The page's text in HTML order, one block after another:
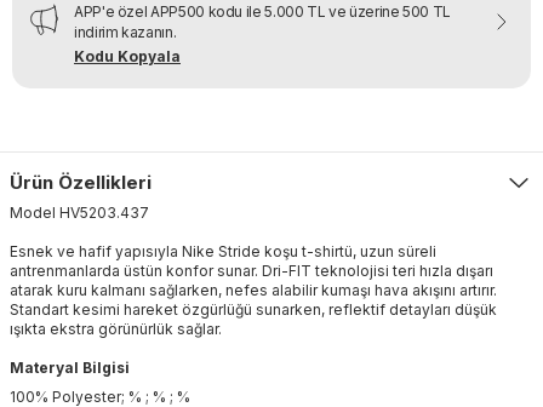
APP'e özel APP500 kodu ile 5.000 TL ve üzerine 500 TL
indirim kazanın.
Kodu Kopyala
Ürün Özellikleri
Model HV5203.437
Esnek ve hafif yapısıyla Nike Stride koşu t-shirtü, uzun süreli
antrenmanlarda üstün konfor sunar. Dri-FIT teknolojisi teri hızla dışarı
atarak kuru kalmanı sağlarken, nefes alabilir kumaşı hava akışını artırır.
Standart kesimi hareket özgürlüğü sunarken, reflektif detayları düşük
ışıkta ekstra görünürlük sağlar.
Materyal Bilgisi
100% Polyester; % ; % ; %